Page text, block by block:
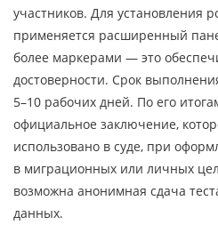
участников. Для установления
применяется расширенный
более маркерами — это
достоверности. Срок
5–10 рабочих дней. По его
официальное заключение,
использовано в суде, при
в миграционных или личных
возможна анонимная сдача
данных.